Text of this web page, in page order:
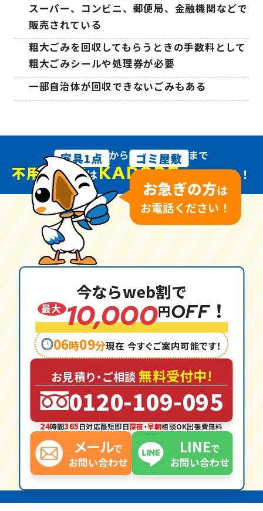
スーパー、コンビニ、郵便局、金融機関などで
販売されている
粗大ごみを回収してもらうときの手数料として
粗大ごみシールや処理券が必要
一部自治体が回収できないごみもある
家具1点 から ゴミ屋敷 まで
不用品回収はKADODEにおまかせ！
今ならweb割で
最大 10,000円OFF！
お急ぎの方は
お電話ください！
06時09分現在 今すぐご案内可能です！
お見積り・ご相談無料受付中!
0120-109-095
メールで
お問い合わせ
LINEで
お問い合わせ
24時間365日対応最短即日深夜・早朝相談OK出張費無料